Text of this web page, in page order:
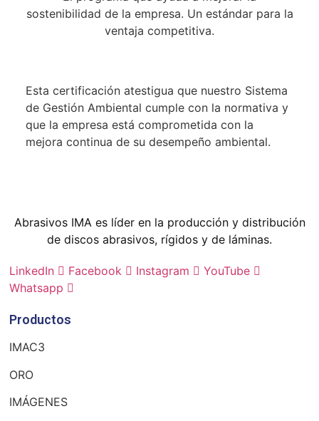
sostenibilidad de la empresa. Un estándar para la
ventaja competitiva.
Esta certificación atestigua que nuestro Sistema
de Gestión Ambiental cumple con la normativa y
que la empresa está comprometida con la
mejora continua de su desempeño ambiental.
Abrasivos IMA es líder en la producción y distribución
de discos abrasivos, rígidos y de láminas.
LinkedIn Facebook Instagram
YouTube
Whatsapp
Productos
IMAC3
ORO
IMÁGENES